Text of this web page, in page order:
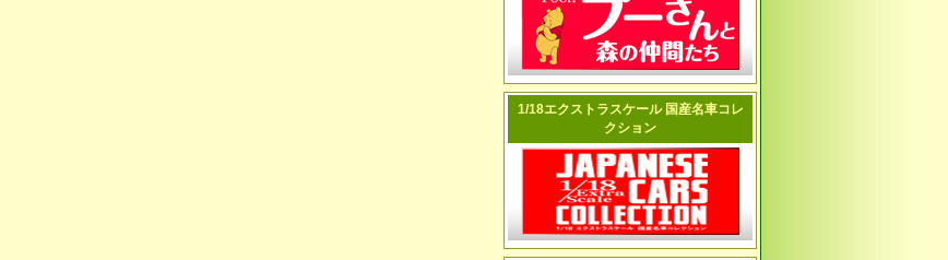
1/18エクストラスケール 国産名車コレ
クション